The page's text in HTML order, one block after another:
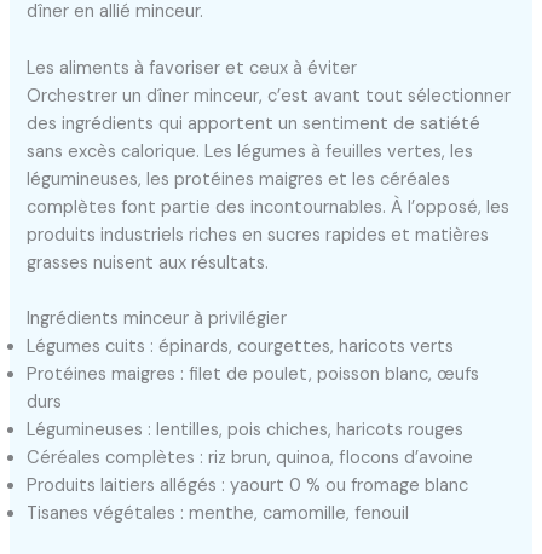
dîner en allié minceur.
Les aliments à favoriser et ceux à éviter
Orchestrer un dîner minceur, c’est avant tout sélectionner
des ingrédients qui apportent un sentiment de satiété
sans excès calorique. Les légumes à feuilles vertes, les
légumineuses, les protéines maigres et les céréales
complètes font partie des incontournables. À l’opposé, les
produits industriels riches en sucres rapides et matières
grasses nuisent aux résultats.
Ingrédients minceur à privilégier
Légumes cuits : épinards, courgettes, haricots verts
Protéines maigres : filet de poulet, poisson blanc, œufs
durs
Légumineuses : lentilles, pois chiches, haricots rouges
Céréales complètes : riz brun, quinoa, flocons d’avoine
Produits laitiers allégés : yaourt 0 % ou fromage blanc
Tisanes végétales : menthe, camomille, fenouil